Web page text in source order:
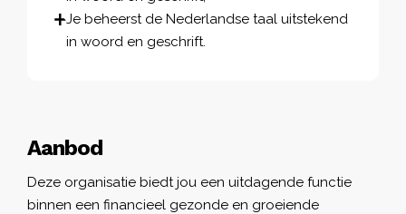
Aanbod
Deze organisatie biedt jou een uitdagende functie
binnen een financieel gezonde en groeiende
Je beheerst de Nederlandse taal uitstekend
in woord en geschrift.